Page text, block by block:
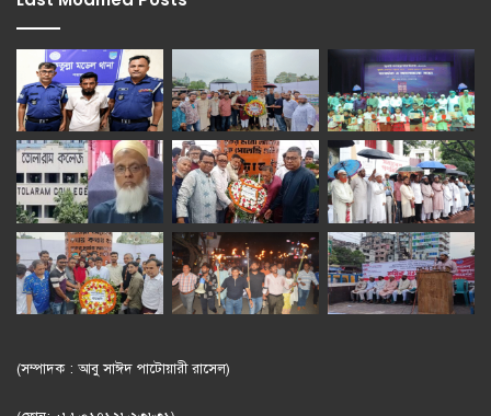
(সম্পাদক : আবু সাঈদ পাটোয়ারী রাসেল)